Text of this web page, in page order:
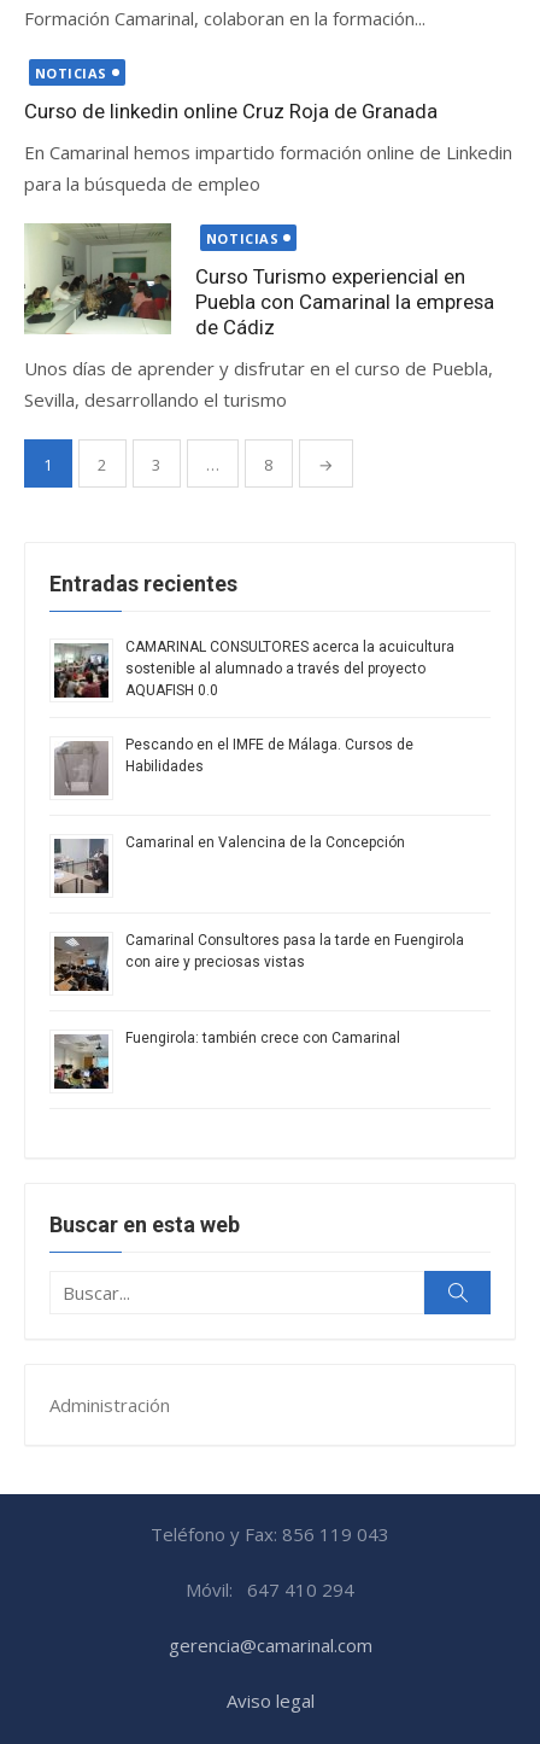
Formación Camarinal, colaboran en la formación...
Publicada
el
NOTICIAS
Curso de linkedin online Cruz Roja de Granada
En Camarinal hemos impartido formación online de Linkedin
para la búsqueda de empleo
Publicada
el
NOTICIAS
Curso Turismo experiencial en
Puebla con Camarinal la empresa
de Cádiz
Unos días de aprender y disfrutar en el curso de Puebla,
Sevilla, desarrollando el turismo
Paginación
de
1 2 3 … 8 →
Entradas recientes
CAMARINAL CONSULTORES acerca la acuicultura
sostenible al alumnado a través del proyecto
AQUAFISH 0.0
Pescando en el IMFE de Málaga. Cursos de
Habilidades
Camarinal en Valencina de la Concepción
Camarinal Consultores pasa la tarde en Fuengirola
con aire y preciosas vistas
Fuengirola: también crece con Camarinal
Buscar en esta web
Buscar:
Administración
Teléfono y Fax: 856 119 043
Móvil: 647 410 294
gerencia@camarinal.com
Aviso legal